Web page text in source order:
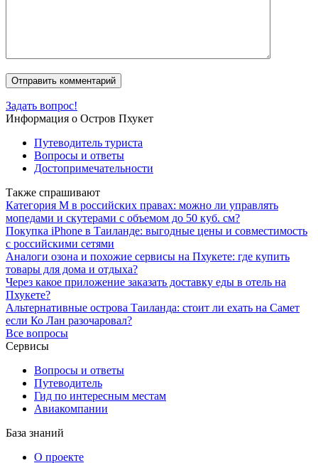
Задать вопрос!
Информация о Остров Пхукет
Путеводитель туриста
Вопросы и ответы
Достопримечательности
Также спрашивают
Категория М в российских правах: можно ли управлять
мопедами и скутерами с объемом до 50 куб. см?
Покупка iPhone в Таиланде: выгодные цены и совместимость
с российскими сетями
Аналоги озона и похожие сервисы на Пхукете: где купить
товары для дома и отдыха?
Через какое приложение заказать доставку еды в отель на
Пхукете?
Альтернативные острова Таиланда: стоит ли ехать на Самет
если Ко Лан разочаровал?
Все вопросы
Сервисы
Вопросы и ответы
Путеводитель
Гид по интересным местам
Авиакомпании
База знаний
О проекте